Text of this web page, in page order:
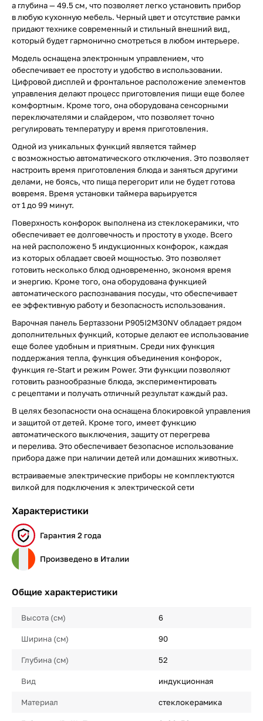
а глубина — 49.5 см, что позволяет легко установить прибор
в любую кухонную мебель. Черный цвет и отсутствие рамки
придают технике современный и стильный внешний вид,
который будет гармонично смотреться в любом интерьере.
Модель оснащена электронным управлением, что
обеспечивает ее простоту и удобство в использовании.
Цифровой дисплей и фронтальное расположение элементов
управления делают процесс приготовления пищи еще более
комфортным. Кроме того, она оборудована сенсорными
переключателями и слайдером, что позволяет точно
регулировать температуру и время приготовления.
Одной из уникальных функций является таймер
с возможностью автоматического отключения. Это позволяет
настроить время приготовления блюда и заняться другими
делами, не боясь, что пища перегорит или не будет готова
вовремя. Время установки таймера варьируется
от 1 до 99 минут.
Поверхность конфорок выполнена из стеклокерамики, что
обеспечивает ее долговечность и простоту в уходе. Всего
на ней расположено 5 индукционных конфорок, каждая
из которых обладает своей мощностью. Это позволяет
готовить несколько блюд одновременно, экономя время
и энергию. Кроме того, она оборудована функцией
автоматического распознавания посуды, что обеспечивает
ее эффективную работу и безопасность использования.
Варочная панель Бертаззони P905I2M30NV обладает рядом
дополнительных функций, которые делают ее использование
еще более удобным и приятным. Среди них функция
поддержания тепла, функция объединения конфорок,
функция re-Start и режим Power. Эти функции позволяют
готовить разнообразные блюда, экспериментировать
с рецептами и получать отличный результат каждый раз.
В целях безопасности она оснащена блокировкой управления
и защитой от детей. Кроме того, имеет функцию
автоматического выключения, защиту от перегрева
и перелива. Это обеспечивает безопасное использование
прибора даже при наличии детей или домашних животных.
встраиваемые электрические приборы не комплектуются
вилкой для подключения к электрической сети
Характеристики
Гарантия 2 года
Произведено в Италии
Общие характеристики
Высота (см) 6
Ширина (см) 90
Глубина (см) 52
Вид индукционная
Материал стеклокерамика